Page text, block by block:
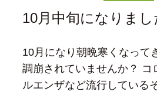
10月中旬になりまし
10月になり朝晩寒くなって
調崩されていませんか？ コ
ルエンザなど流行している